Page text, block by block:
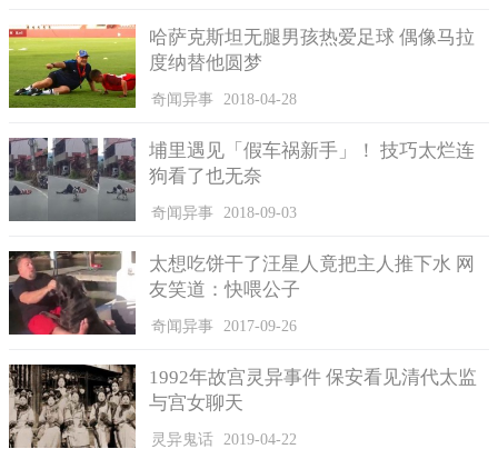
吧、猩猩没有找零欸、笑死，也太可爱了吧的、外送员可能以为
自己不正常了XD、我以为他拿到披萨后会开始跳舞、这监视器看
起来好像猩猩拿餐是很正常的、看来我该养一只猩猩了、这让我
攻击过人类。
哈萨克斯坦无腿男孩热爱足球 偶像马拉
度纳替他圆梦
奇闻异事 2018-04-28
埔里遇见「假车祸新手」！ 技巧太烂连
狗看了也无奈
奇闻异事 2018-09-03
太想吃饼干了汪星人竟把主人推下水 网
友笑道：快喂公子
奇闻异事 2017-09-26
1992年故宫灵异事件 保安看见清代太监
与宫女聊天
灵异鬼话 2019-04-22